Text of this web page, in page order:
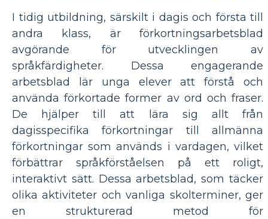
I tidig utbildning, särskilt i dagis och första till
andra klass, är förkortningsarbetsblad
avgörande för utvecklingen av
språkfärdigheter. Dessa engagerande
arbetsblad lär unga elever att förstå och
använda förkortade former av ord och fraser.
De hjälper till att lära sig allt från
dagisspecifika förkortningar till allmänna
förkortningar som används i vardagen, vilket
förbättrar språkförståelsen på ett roligt,
interaktivt sätt. Dessa arbetsblad, som täcker
olika aktiviteter och vanliga skolterminer, ger
en strukturerad metod för